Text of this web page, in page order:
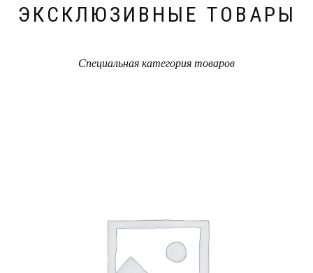
ЭКСКЛЮЗИВНЫЕ ТОВАРЫ
Специальная категория товаров